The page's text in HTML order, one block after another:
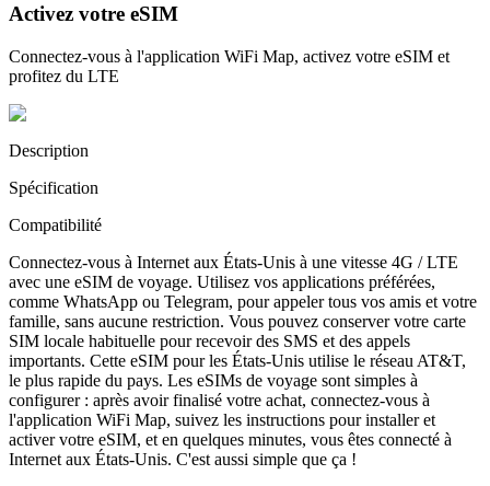
Activez votre eSIM
Connectez-vous à l'application WiFi Map, activez votre eSIM et
profitez du LTE
Description
Spécification
Compatibilité
Connectez-vous à Internet aux États-Unis à une vitesse 4G / LTE
avec une eSIM de voyage. Utilisez vos applications préférées,
comme WhatsApp ou Telegram, pour appeler tous vos amis et votre
famille, sans aucune restriction. Vous pouvez conserver votre carte
SIM locale habituelle pour recevoir des SMS et des appels
importants. Cette eSIM pour les États-Unis utilise le réseau AT&T,
le plus rapide du pays. Les eSIMs de voyage sont simples à
configurer : après avoir finalisé votre achat, connectez-vous à
l'application WiFi Map, suivez les instructions pour installer et
activer votre eSIM, et en quelques minutes, vous êtes connecté à
Internet aux États-Unis. C'est aussi simple que ça !